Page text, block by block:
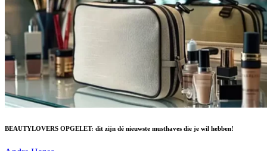
BEAUTYLOVERS OPGELET: dit zijn dé nieuwste musthaves die je wil hebben!